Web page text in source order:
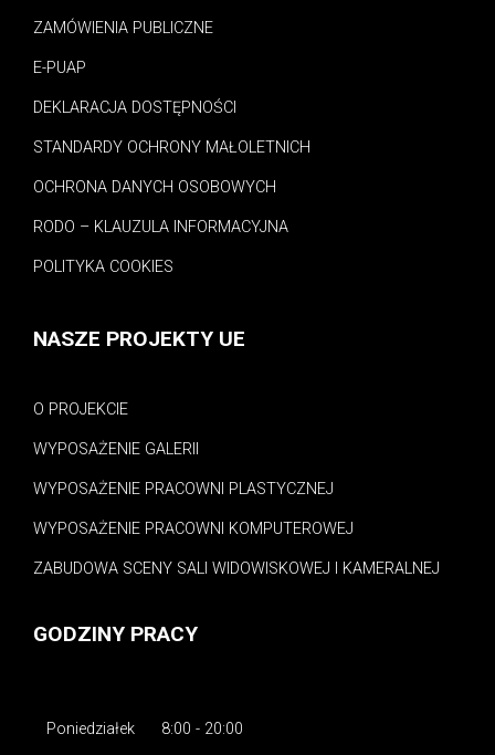
ZAMÓWIENIA PUBLICZNE
E-PUAP
DEKLARACJA DOSTĘPNOŚCI
STANDARDY OCHRONY MAŁOLETNICH
OCHRONA DANYCH OSOBOWYCH
RODO – KLAUZULA INFORMACYJNA
POLITYKA COOKIES
NASZE PROJEKTY UE
O PROJEKCIE
WYPOSAŻENIE GALERII
WYPOSAŻENIE PRACOWNI PLASTYCZNEJ
WYPOSAŻENIE PRACOWNI KOMPUTEROWEJ
ZABUDOWA SCENY SALI WIDOWISKOWEJ I KAMERALNEJ
GODZINY PRACY
Poniedziałek 8:00 - 20:00